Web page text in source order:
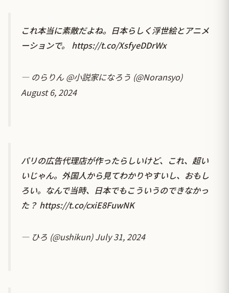
これ本当に素敵だよね。日本らしく浮世絵とアニメ
ーションで。 https://t.co/XsfyeDDrWx
— のらりん @小説家になろう (@Noransyo)
August 6, 2024
パリの広告代理店が作ったらしいけど、これ、超い
いじゃん。外国人から見てわかりやすいし、おもし
ろい。なんで当時、日本でもこういうのできなかっ
た？ https://t.co/cxiE8FuwNK
— ひろ (@ushikun)July 31, 2024